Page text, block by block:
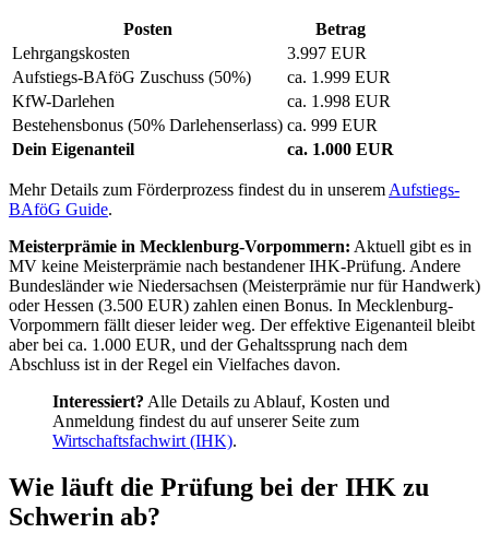
Posten
Betrag
Lehrgangskosten
3.997 EUR
Aufstiegs-BAföG Zuschuss (50%)
ca. 1.999 EUR
KfW-Darlehen
ca. 1.998 EUR
Bestehensbonus (50% Darlehenserlass) ca. 999 EUR
Dein Eigenanteil
ca. 1.000 EUR
Mehr Details zum Förderprozess findest du in unseremAufstiegs-
BAföG Guide.
Meisterprämie in Mecklenburg-Vorpommern: Aktuell gibt es in
MV keine Meisterprämie nach bestandener IHK-Prüfung. Andere
Bundesländer wie Niedersachsen (Meisterprämie nur für Handwerk)
oder Hessen (3.500 EUR) zahlen einen Bonus. In Mecklenburg-
Vorpommern fällt dieser leider weg. Der effektive Eigenanteil bleibt
aber bei ca. 1.000 EUR, und der Gehaltssprung nach dem
Abschluss ist in der Regel ein Vielfaches davon.
Interessiert? Alle Details zu Ablauf, Kosten und
Anmeldung findest du auf unserer Seite zum
Wirtschaftsfachwirt (IHK).
Wie läuft die Prüfung bei der IHK zu
Schwerin ab?